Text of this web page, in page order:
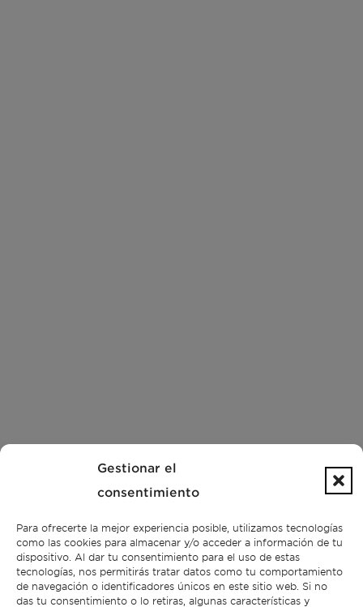
Gestionar el
consentimiento
Para ofrecerte la mejor experiencia posible, utilizamos tecnologías
como las cookies para almacenar y/o acceder a información de tu
dispositivo. Al dar tu consentimiento para el uso de estas
tecnologías, nos permitirás tratar datos como tu comportamiento
de navegación o identificadores únicos en este sitio web. Si no
das tu consentimiento o lo retiras, algunas características y